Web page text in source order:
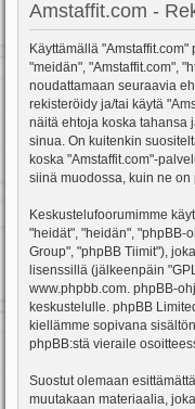
Amstaffit.com -
Käyttämällä
"meidän", "Amstaffit.com",
noudattamaan seuraavia
rekisteröidy ja/tai käytä
näitä ehtoja koska tahansa
sinua. On kuitenkin
koska "Amstaffit.com"-
siinä muodossa, kuin ne on
Keskustelufoorumimme
"heidät", "heidän", "phpBB-
Group", "phpBB Tiimit"),
lisenssillä (jälkeenpäin
www.phpbb.com. phpBB-
keskustelulle. phpBB
kiellämme sopivana
phpBB:stä vieraile
Suostut olemaan
muutakaan materiaalia,